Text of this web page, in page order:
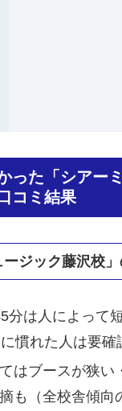
った「シアー
コミ結果
ージック藤沢校
分は人によって
慣れた人は要確
はブースが狭い
も（全校舎傾向